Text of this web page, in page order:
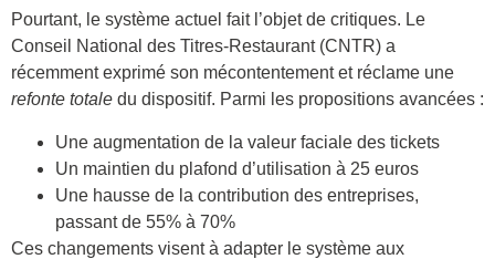
Pourtant, le système actuel fait l’objet de critiques. Le
Conseil National des Titres-Restaurant (CNTR) a
récemment exprimé son mécontentement et réclame une
refonte totale du dispositif. Parmi les propositions avancées :
Une augmentation de la valeur faciale des tickets
Un maintien du plafond d’utilisation à 25 euros
Une hausse de la contribution des entreprises,
passant de 55% à 70%
Ces changements visent à adapter le système aux